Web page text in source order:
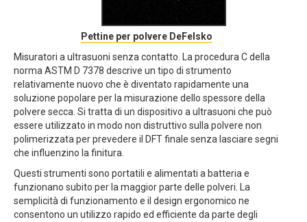
Pettine per polvere DeFelsko
Misuratori a ultrasuoni senza contatto. La procedura C della
norma ASTM D 7378 descrive un tipo di strumento
relativamente nuovo che è diventato rapidamente una
soluzione popolare per la misurazione dello spessore della
polvere secca. Si tratta di un dispositivo a ultrasuoni che può
essere utilizzato in modo non distruttivo sulla polvere non
polimerizzata per prevedere il DFT finale senza lasciare segni
che influenzino la finitura.
Questi strumenti sono portatili e alimentati a batteria e
funzionano subito per la maggior parte delle polveri. La
semplicità di funzionamento e il design ergonomico ne
consentono un utilizzo rapido ed efficiente da parte degli